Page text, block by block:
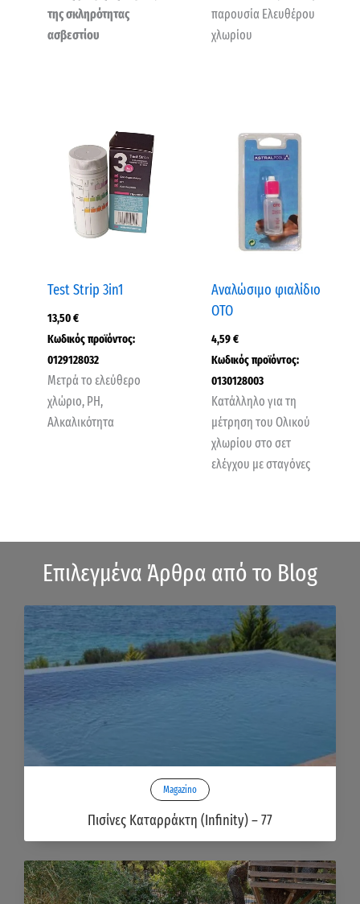
της σκληρότητας
ασβεστίου
παρουσία Ελευθέρου
χλωρίου
Test Strip 3in1
13,50€
Κωδικός προϊόντος:
0129128032
Μετρά το ελεύθερο
χλώριο, ΡΗ,
Αλκαλικότητα
Αναλώσιμο φιαλίδιο
OΤΟ
4,59€
Κωδικός προϊόντος:
0130128003
Κατάλληλο για τη
μέτρηση του Ολικού
χλωρίου στο σετ
ελέγχου με σταγόνες
Επιλεγμένα Άρθρα από το Blog
Magazino
Πισίνες Καταρράκτη (Infinity) – 77